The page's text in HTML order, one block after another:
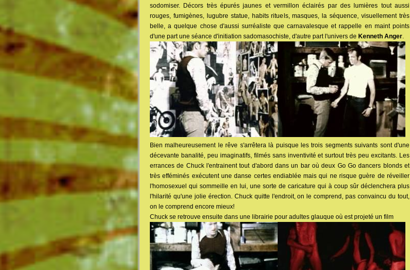
sodomiser. Décors très épurés jaunes et vermillon éclairés par des lumières tout aussi
rouges, fumigènes, lugubre statue, habits rituels, masques, la séquence, visuellement très
belle, a quelque chose d'aussi surréaliste que carnavalesque et rappelle en maint points
d'une part une séance d'initiation sadomasochiste, d'autre part l'univers de Kenneth Anger.
Bien malheureusement le rêve s'arrêtera là puisque les trois segments suivants sont d'une
décevante banalité, peu imaginatifs, filmés sans inventivité et surtout très peu excitants. Les
errances de Chuck l'entrainent tout d'abord dans un bar où deux Go Go dancers blonds et
très efféminés exécutent une danse certes endiablée mais qui ne risque guère de réveiller
l'homosexuel qui sommeille en lui, une sorte de caricature qui à coup sûr déclenchera plus
l'hilarité qu'une jolie érection. Chuck quitte l'endroit, on le comprend, pas convaincu du tout,
on le comprend encore mieux!
Chuck se retrouve ensuite dans une librairie pour adultes glauque où est projeté un film